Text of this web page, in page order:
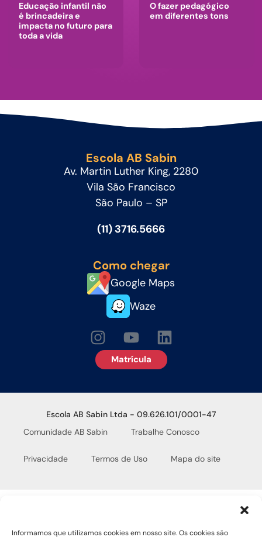
Informamos que utilizamos cookies em nosso site. Os cookies são
Educação infantil não
é brincadeira e
impacta no futuro para
toda a vida
O fazer pedagógico
em diferentes tons
Escola AB Sabin
Av. Martin Luther King, 2280
Vila São Francisco
São Paulo – SP
(11) 3716.5666
Como chegar
Google Maps
Waze
Matrícula
Escola AB Sabin Ltda - 09.626.101/0001-47
Comunidade AB Sabin
Trabalhe Conosco
Privacidade Termos de Uso Mapa do site